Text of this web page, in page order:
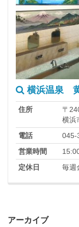
横浜温泉
住所
〒
横浜
電話
045-
営業時間
定休日
毎週
アーカイブ